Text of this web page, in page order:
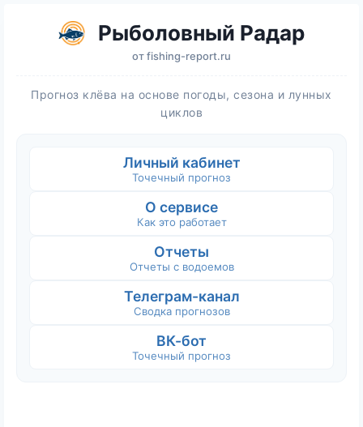
Рыболовный Радар
отfishing-report.ru
Прогноз клёва на основе погоды, сезона и лунных
циклов
Личный кабинет
Точечный прогноз
О сервисе
Как это работает
Отчеты
Отчеты с водоемов
Телеграм-канал
Сводка прогнозов
ВК-бот
Точечный прогноз